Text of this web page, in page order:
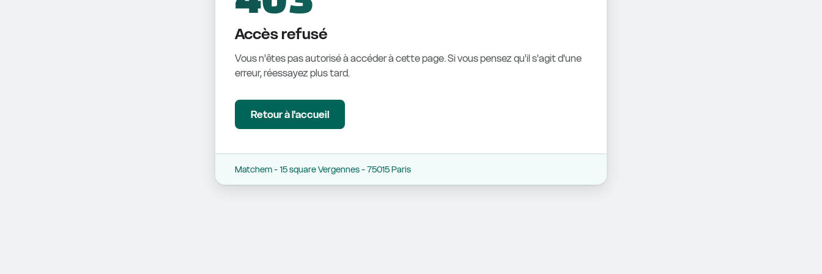
Accès refusé
Vous n'êtes pas autorisé à accéder à cette page. Si vous pensez qu'il s'agit d'une
erreur, réessayez plus tard.
Retour à l'accueil
Matchem - 15 square Vergennes - 75015 Paris